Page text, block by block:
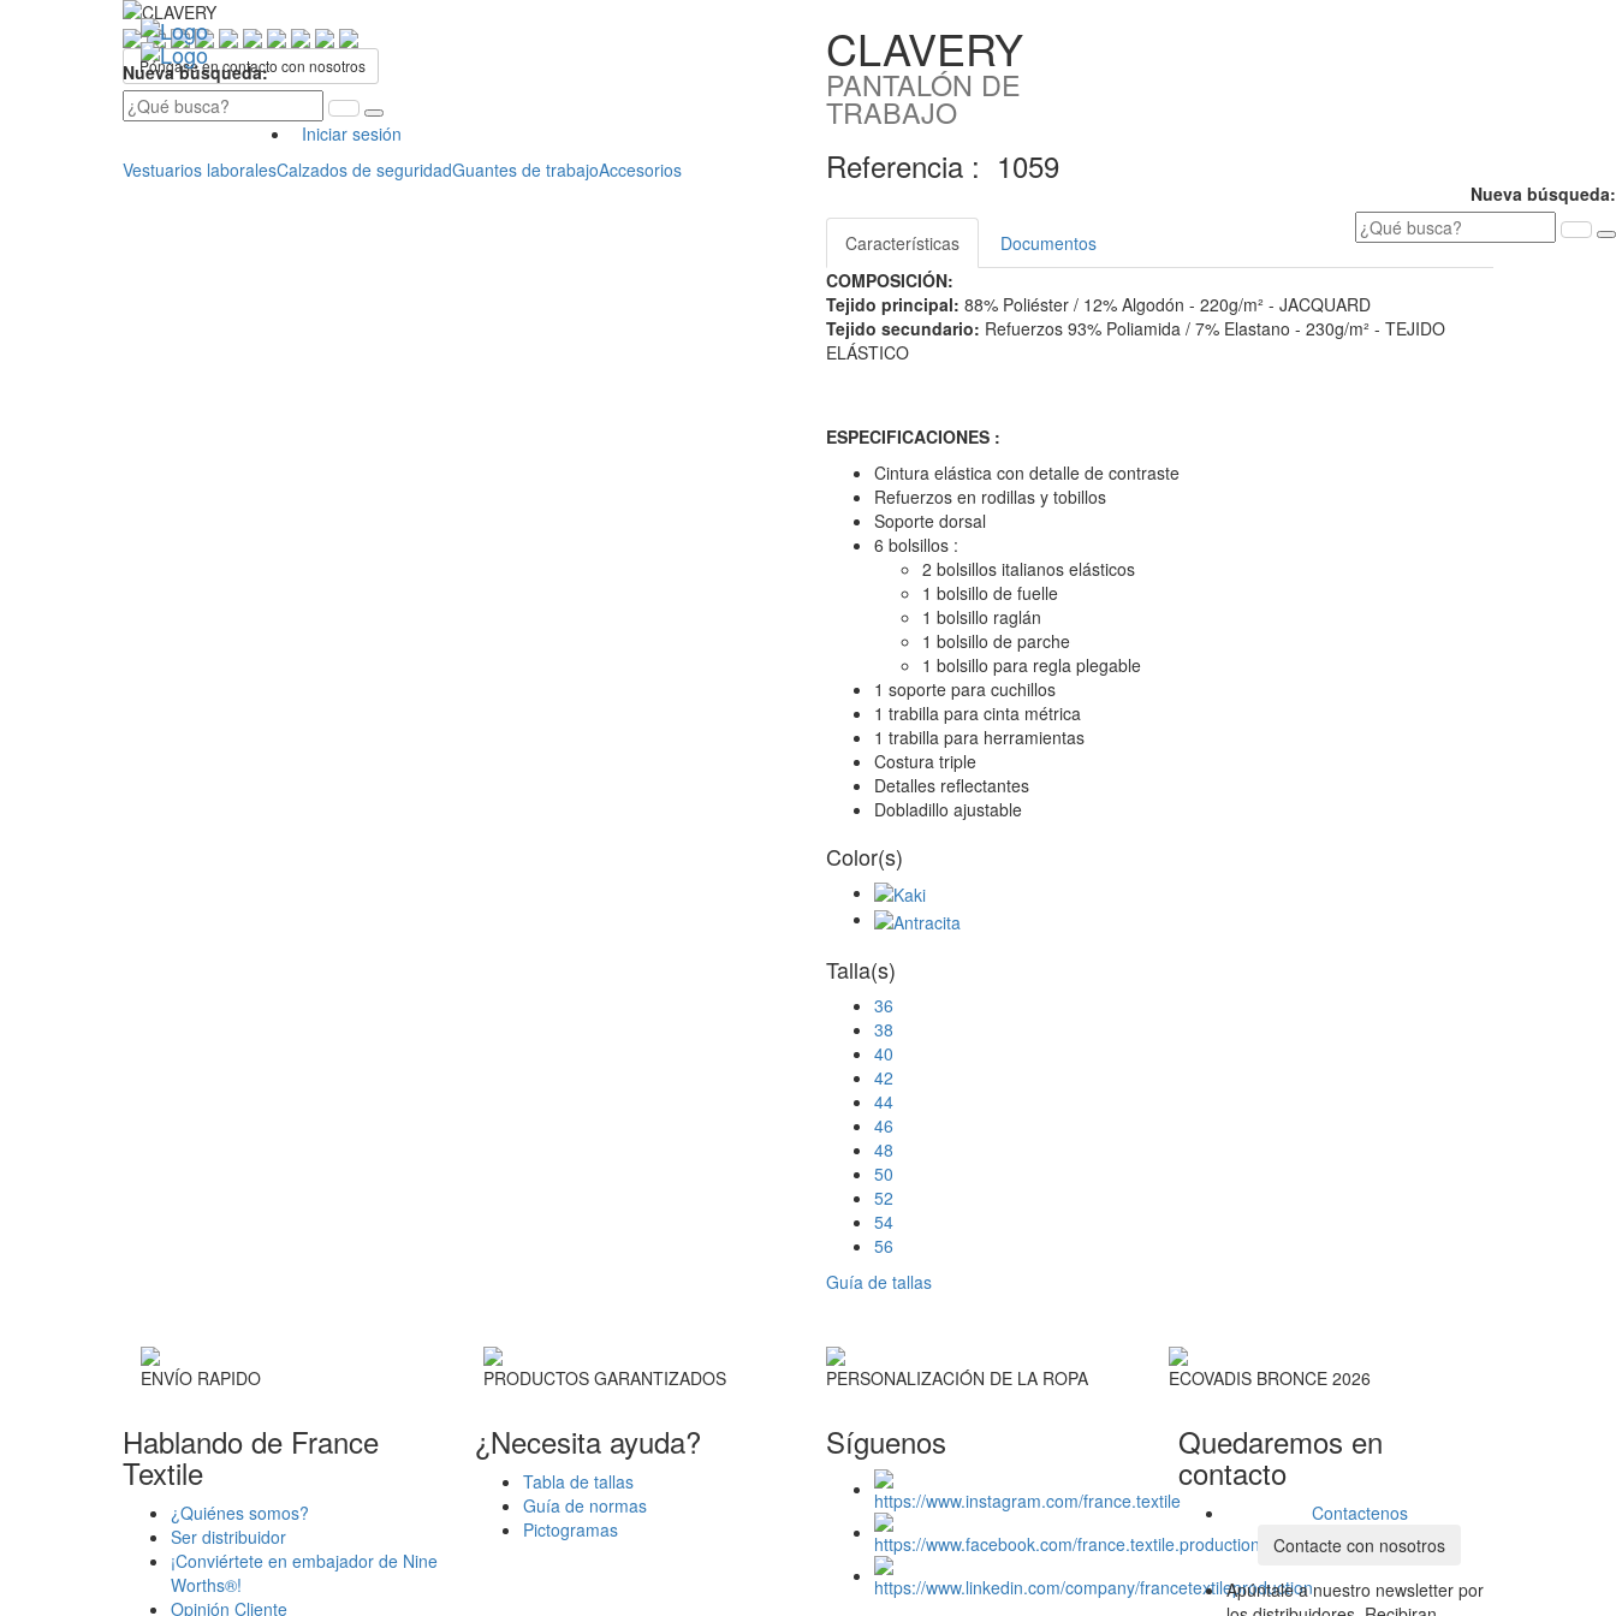
Nueva búsqueda:
Iniciar sesión
Vestuarios laboralesCalzados de seguridadGuantes de trabajoAccesorios
Nueva búsqueda:
Póngase en contacto con nosotros CLAVERY
PANTALÓN DE
TRABAJO
Referencia : 1059
Características
Documentos
COMPOSICIÓN:
Tejido principal: 88% Poliéster / 12% Algodón - 220g/m² - JACQUARD
Tejido secundario: Refuerzos 93% Poliamida / 7% Elastano - 230g/m² - TEJIDO
ELÁSTICO
ESPECIFICACIONES :
Cintura elástica con detalle de contraste
Refuerzos en rodillas y tobillos
Soporte dorsal
6 bolsillos :
2 bolsillos italianos elásticos
1 bolsillo de fuelle
1 bolsillo raglán
1 bolsillo de parche
1 bolsillo para regla plegable
1 soporte para cuchillos
1 trabilla para cinta métrica
1 trabilla para herramientas
Costura triple
Detalles reflectantes
Dobladillo ajustable
Color(s)
Talla(s)
36
38
40
42
44
46
48
50
52
54
56
Guía de tallas
ENVÍO RAPIDO PRODUCTOS GARANTIZADOS PERSONALIZACIÓN DE LA ROPA ECOVADIS BRONCE 2026
Hablando de France
Textile
¿Quiénes somos?
Ser distribuidor
¡Conviértete en embajador de Nine
Worths®!
Opinión Cliente
¿Necesita ayuda?
Tabla de tallas
Guía de normas
Pictogramas
Síguenos Quedaremos en
contacto
Contactenos
Contacte con nosotros
Apúntale a nuestro newsletter por